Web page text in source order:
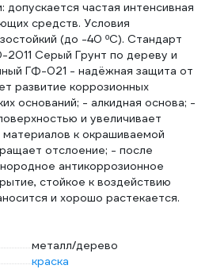
допускается частая интенсивная
средств. Условия
(до -40 ºС). Стандарт
Серый Грунт по дереву и
ГФ-021 - надёжная защита от
развитие коррозионных
оснований; - алкидная основа; -
и увеличивает
материалов к окрашиваемой
отслоение; - после
антикоррозионное
стойкое к воздействию
и хорошо растекается.
металл/дерево
краска